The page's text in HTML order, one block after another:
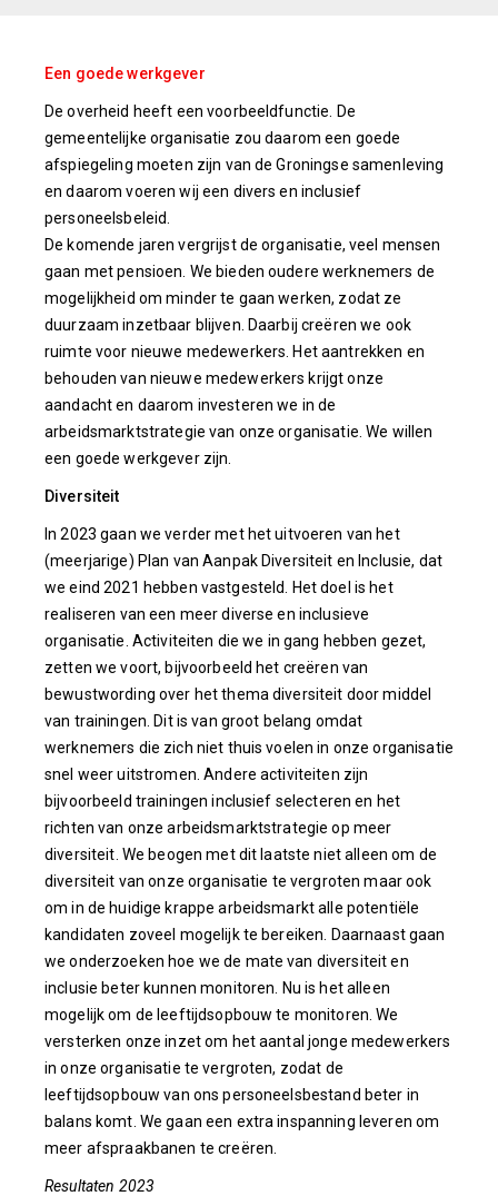
Een goede werkgever
De overheid heeft een voorbeeldfunctie. De
gemeentelijke organisatie zou daarom een goede
afspiegeling moeten zijn van de Groningse samenleving
en daarom voeren wij een divers en inclusief
personeelsbeleid.
De komende jaren vergrijst de organisatie, veel mensen
gaan met pensioen. We bieden oudere werknemers de
mogelijkheid om minder te gaan werken, zodat ze
duurzaam inzetbaar blijven. Daarbij creëren we ook
ruimte voor nieuwe medewerkers. Het aantrekken en
behouden van nieuwe medewerkers krijgt onze
aandacht en daarom investeren we in de
arbeidsmarktstrategie van onze organisatie. We willen
een goede werkgever zijn.
Diversiteit
In 2023 gaan we verder met het uitvoeren van het
(meerjarige) Plan van Aanpak Diversiteit en Inclusie, dat
we eind 2021 hebben vastgesteld. Het doel is het
realiseren van een meer diverse en inclusieve
organisatie. Activiteiten die we in gang hebben gezet,
zetten we voort, bijvoorbeeld het creëren van
bewustwording over het thema diversiteit door middel
van trainingen. Dit is van groot belang omdat
werknemers die zich niet thuis voelen in onze organisatie
snel weer uitstromen. Andere activiteiten zijn
bijvoorbeeld trainingen inclusief selecteren en het
richten van onze arbeidsmarktstrategie op meer
diversiteit. We beogen met dit laatste niet alleen om de
diversiteit van onze organisatie te vergroten maar ook
om in de huidige krappe arbeidsmarkt alle potentiële
kandidaten zoveel mogelijk te bereiken. Daarnaast gaan
we onderzoeken hoe we de mate van diversiteit en
inclusie beter kunnen monitoren. Nu is het alleen
mogelijk om de leeftijdsopbouw te monitoren. We
versterken onze inzet om het aantal jonge medewerkers
in onze organisatie te vergroten, zodat de
leeftijdsopbouw van ons personeelsbestand beter in
balans komt. We gaan een extra inspanning leveren om
meer afspraakbanen te creëren.
Resultaten 2023